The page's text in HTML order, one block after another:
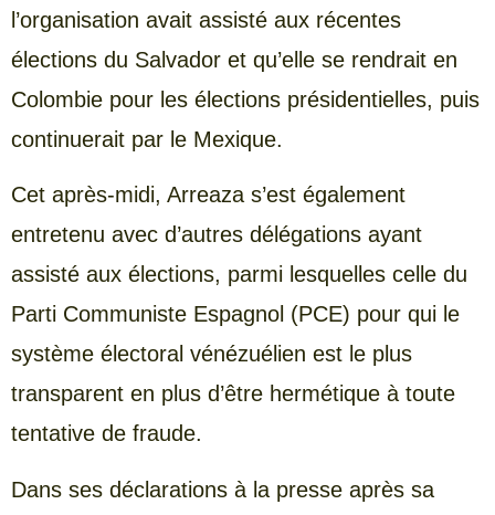
l’organisation avait assisté aux récentes
élections du Salvador et qu’elle se rendrait en
Colombie pour les élections présidentielles, puis
continuerait par le Mexique.
Cet après-midi, Arreaza s’est également
entretenu avec d’autres délégations ayant
assisté aux élections, parmi lesquelles celle du
Parti Communiste Espagnol (PCE) pour qui le
système électoral vénézuélien est le plus
transparent en plus d’être hermétique à toute
tentative de fraude.
Dans ses déclarations à la presse après sa